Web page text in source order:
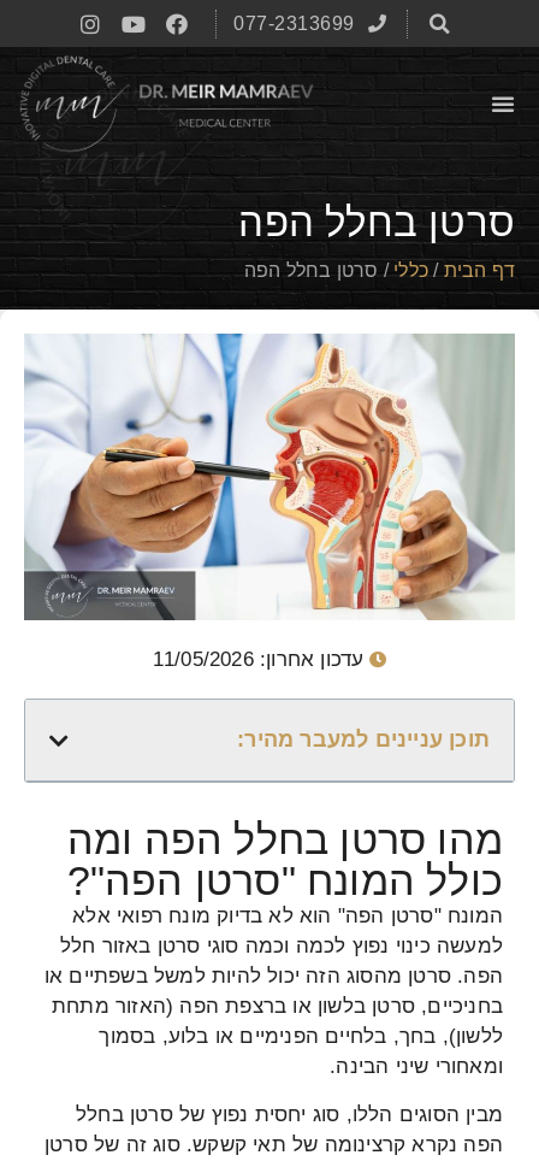
077-2313699
סרטן בחלל הפה
דף הבית /כללי/ סרטן בחלל הפה
עדכון אחרון: 11/05/2026
תוכן עניינים למעבר מהיר:
מהו סרטן בחלל הפה ומה
כולל המונח "סרטן הפה"?
המונח "סרטן הפה" הוא לא בדיוק מונח רפואי אלא
למעשה כינוי נפוץ לכמה וכמה סוגי סרטן באזור חלל
הפה. סרטן מהסוג הזה יכול להיות למשל בשפתיים או
בחניכיים, סרטן בלשון או ברצפת הפה (האזור מתחת
ללשון), בחך, בלחיים הפנימיים או בלוע, בסמוך
ומאחורי שיני הבינה.
מבין הסוגים הללו, סוג יחסית נפוץ של סרטן בחלל
הפה נקרא קרצינומה של תאי קשקש. סוג זה של סרטן